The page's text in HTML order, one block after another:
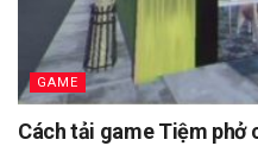
GAME
Cách tải game Tiệm phở